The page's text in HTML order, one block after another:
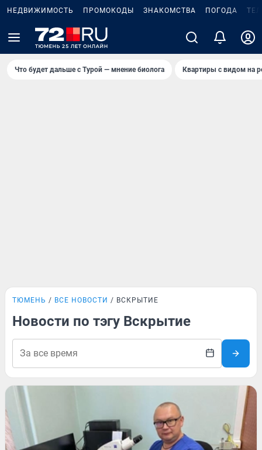
НЕДВИЖИМОСТЬ ПРОМОКОДЫ ЗНАКОМСТВА ПОГОДА
Что будет дальше с Турой — мнение биолога Квартиры с видом на
ТЮМЕНЬ ВСЕ НОВОСТИ ВСКРЫТИЕ
Новости по тэгу Вскрытие